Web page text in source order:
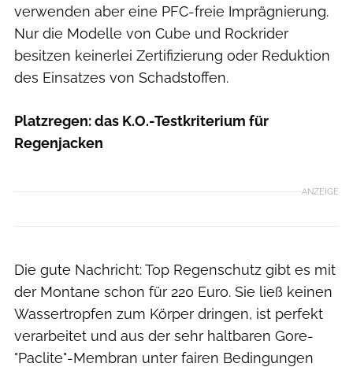
verwenden aber eine PFC-freie Imprägnierung.
Nur die Modelle von Cube und Rockrider
besitzen keinerlei Zertifizierung oder Reduktion
des Einsatzes von Schadstoffen.
Platzregen: das K.O.-Testkriterium für
Regenjacken
ANZEIGE
Die gute Nachricht: Top Regenschutz gibt es mit
der Montane schon für 220 Euro. Sie ließ keinen
Wassertropfen zum Körper dringen, ist perfekt
verarbeitet und aus der sehr haltbaren Gore-
"Paclite"-Membran unter fairen Bedingungen